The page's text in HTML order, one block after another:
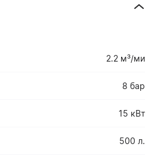
2.2 м³/ми
8 бар
15 кВт
500 л.